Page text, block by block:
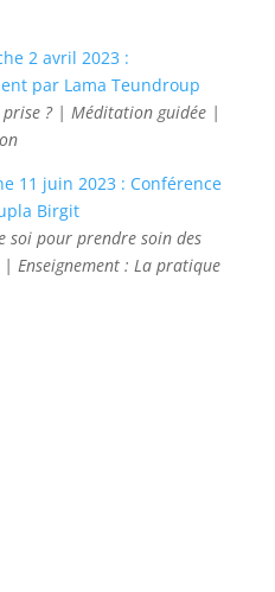
2 avril 2023 :
par Lama Teundroup
prise ? | Méditation guidée |
11 juin 2023 : Conférence
Birgit
soi pour prendre soin des
Enseignement : La pratique